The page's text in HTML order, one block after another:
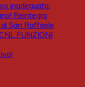
inadeguato.
Reintegro
San Raffaele
FUNZIONI